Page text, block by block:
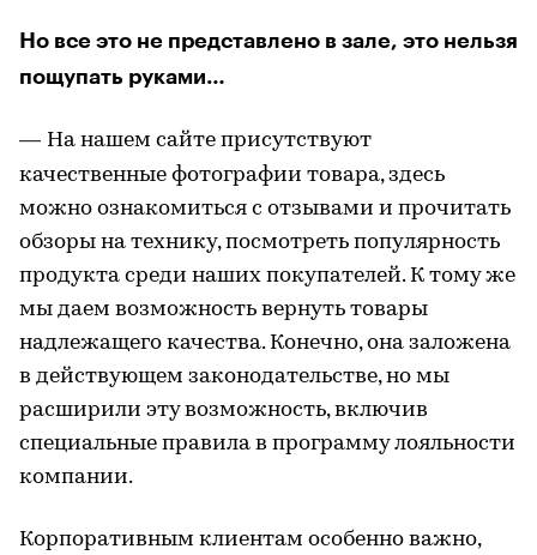
Но все это не представлено в зале, это нельзя
пощупать руками…
— На нашем сайте присутствуют
качественные фотографии товара, здесь
можно ознакомиться с отзывами и прочитать
обзоры на технику, посмотреть популярность
продукта среди наших покупателей. К тому же
мы даем возможность вернуть товары
надлежащего качества. Конечно, она заложена
в действующем законодательстве, но мы
расширили эту возможность, включив
специальные правила в программу лояльности
компании.
Корпоративным клиентам особенно важно,